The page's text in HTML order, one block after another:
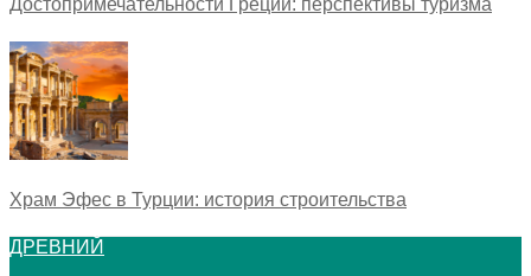
Достопримечательности Греции: перспективы туризма
Храм Эфес в Турции: история строительства
ДРЕВНИЙ